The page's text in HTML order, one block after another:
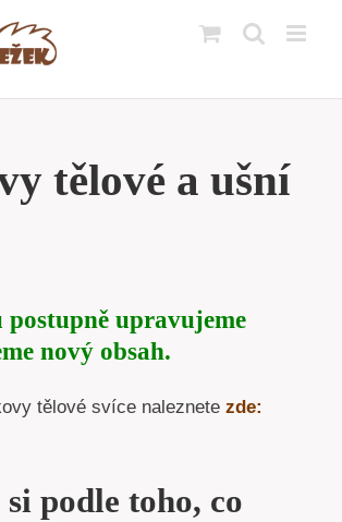
tělové a ušní
postupně upravujeme
nový obsah.
tělové svíce naleznete zde:
podle toho, co